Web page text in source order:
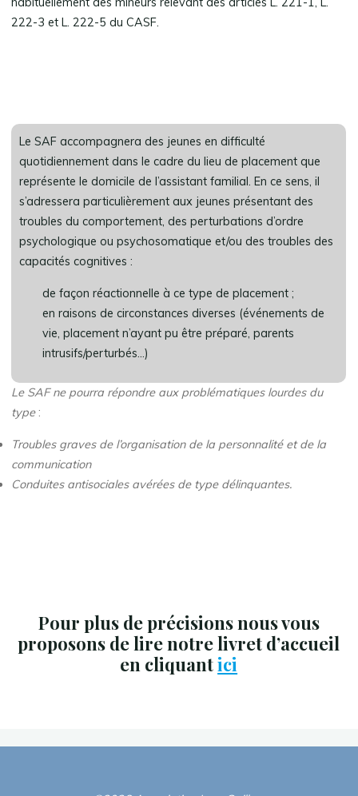
222-3 et L. 222-5 du CASF.
Le SAF accompagnera des jeunes en difficulté
quotidiennement dans le cadre du lieu de placement que
représente le domicile de l’assistant familial. En ce sens, il
s’adressera particulièrement aux jeunes présentant des
troubles du comportement, des perturbations d’ordre
psychologique ou psychosomatique et/ou des troubles des
capacités cognitives :
de façon réactionnelle à ce type de placement ;
en raisons de circonstances diverses (événements de
vie, placement n’ayant pu être préparé, parents
intrusifs/perturbés…)
Le SAF ne pourra répondre aux problématiques lourdes du
type:
Troubles graves de l’organisation de la personnalité et de la
communication
Conduites antisociales avérées de type délinquantes.
Pour plus de précisions nous vous
proposons de lire notre livret d’accueil
en cliquantici